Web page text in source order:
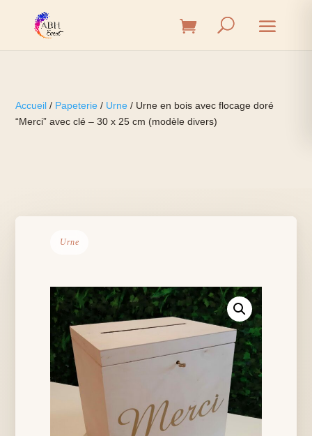
Accueil / Papeterie / Urne / Urne en bois avec flocage doré
“Merci” avec clé – 30 x 25 cm (modèle divers)
Urne